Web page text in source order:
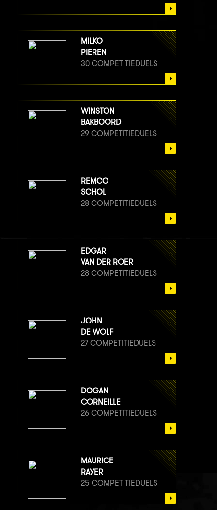
MILKO
PIEREN
30 COMPETITIEDUELS
WINSTON
BAKBOORD
29 COMPETITIEDUELS
REMCO
SCHOL
28 COMPETITIEDUELS
EDGAR
VAN DER ROER
28 COMPETITIEDUELS
JOHN
DE WOLF
27 COMPETITIEDUELS
DOGAN
CORNEILLE
26 COMPETITIEDUELS
MAURICE
RAYER
25 COMPETITIEDUELS